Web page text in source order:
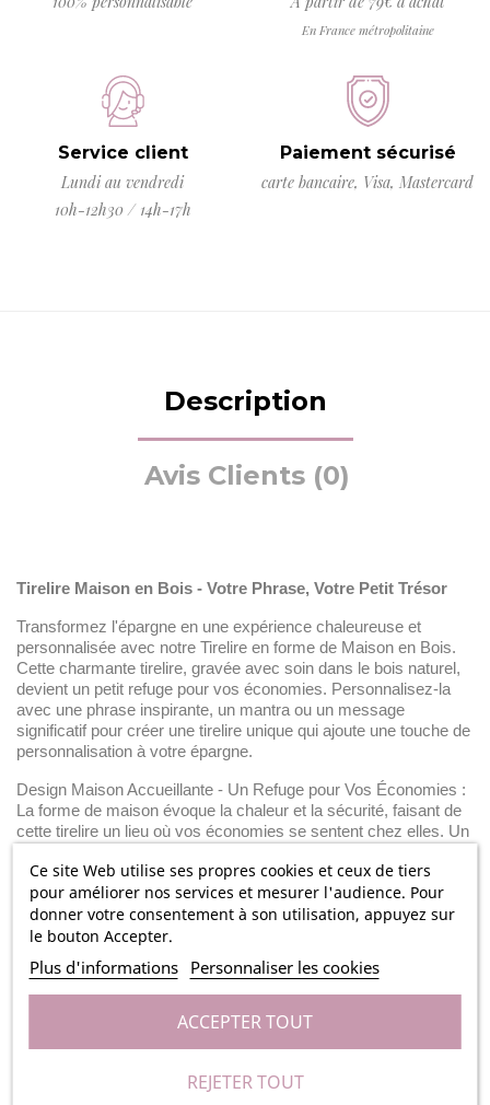
Ce site Web utilise ses propres cookies et ceux de tiers
pour améliorer nos services et mesurer l'audience. Pour
donner votre consentement à son utilisation, appuyez sur
le bouton Accepter.
Plus d'informations Personnaliser les cookies
REJETER TOUT
ACCEPTER TOUT
En France métropolitaine
Service client
Lundi au vendredi
10h-12h30 / 14h-17h
Paiement sécurisé
carte bancaire, Visa, Mastercard
Description
Avis Clients (0)
Tirelire Maison en Bois - Votre Phrase, Votre Petit Trésor
Transformez l'épargne en une expérience chaleureuse et
personnalisée avec notre Tirelire en forme de Maison en Bois.
Cette charmante tirelire, gravée avec soin dans le bois naturel,
devient un petit refuge pour vos économies. Personnalisez-la
avec une phrase inspirante, un mantra ou un message
significatif pour créer une tirelire unique qui ajoute une touche de
personnalisation à votre épargne.
Design Maison Accueillante - Un Refuge pour Vos Économies :
La forme de maison évoque la chaleur et la sécurité, faisant de
cette tirelire un lieu où vos économies se sentent chez elles. Un
Personnalisation Totale - Votre Parole, Votre Richesse : Ajoutez
une phrase personnelle qui inspire l'épargne, un rappel quotidien
de vos objectifs financiers ou un message affectueux. Chaque
succès.
Bois Naturel Durable - Un Écrin pour Vos Projets : Fabriquée en
bois naturel, cette tirelire combine l'esthétique rustique avec une
durabilité qui dure. Un écrin charmant qui évolue avec vos
projets et vos économies.